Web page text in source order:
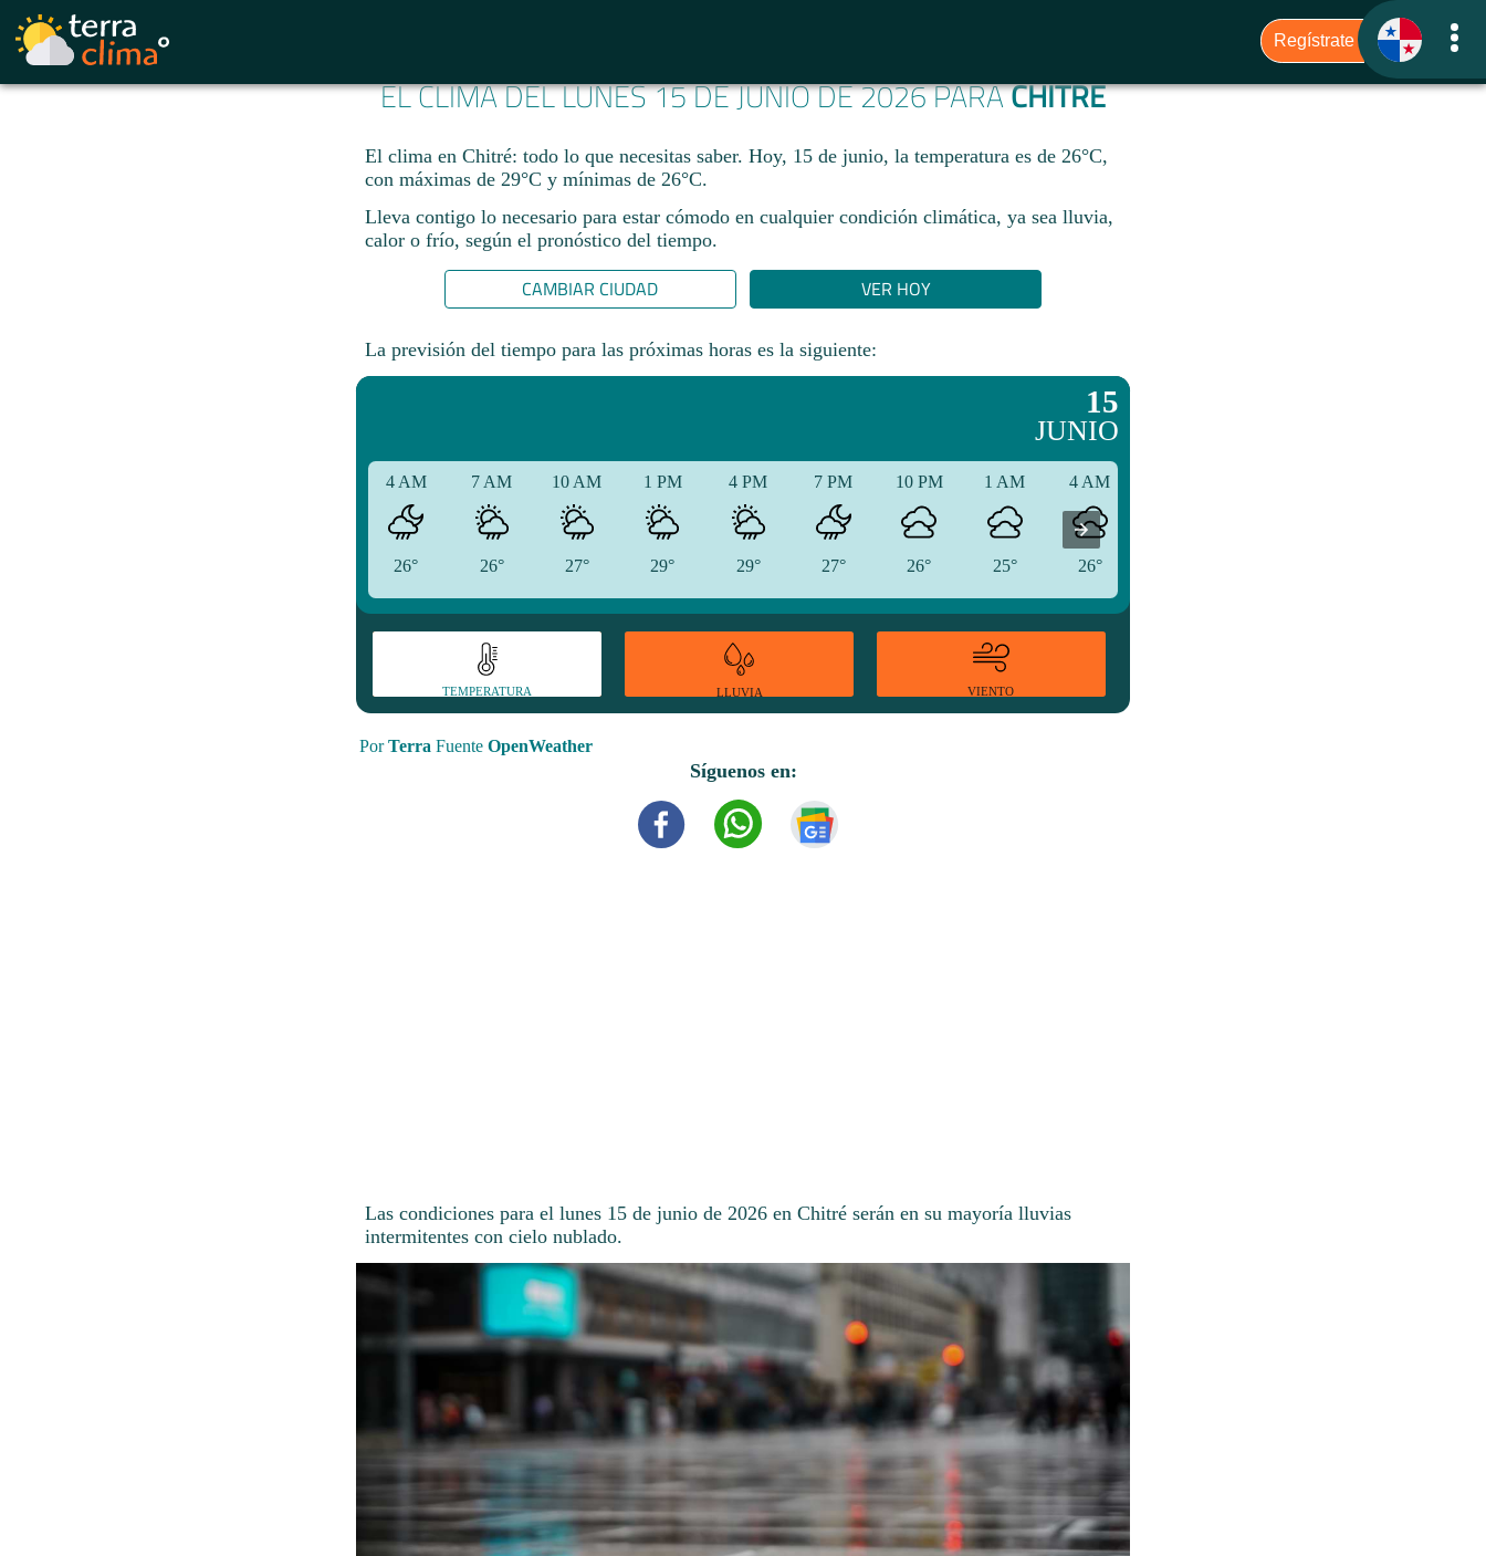
EL CLIMA DEL LUNES 15 DE JUNIO DE 2026 PARACHITRÉ
El clima en Chitré: todo lo que necesitas saber. Hoy, 15 de junio, la temperatura es de 26°C,
con máximas de 29°C y mínimas de 26°C.
Lleva contigo lo necesario para estar cómodo en cualquier condición climática, ya sea lluvia,
calor o frío, según el pronóstico del tiempo.
CAMBIAR CIUDAD VER HOY
La previsión del tiempo para las próximas horas es la siguiente:
15
JUNIO
4 AM
26°
7 AM
26°
10 AM
27°
1 PM
29°
4 PM
29°
7 PM
27°
10 PM
26°
1 AM
25°
4 AM
26°
TEMPERATURA LLUVIA VIENTO
PorTerra Fuente OpenWeather
Síguenos en:
Las condiciones para el lunes 15 de junio de 2026 en Chitré serán en su mayoría lluvias
intermitentes con cielo nublado.